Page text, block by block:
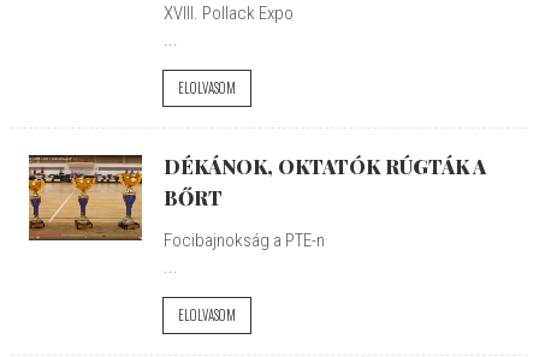
XVIII. Pollack Expo
...
ELOLVASOM
DÉKÁNOK, OKTATÓK RÚGTÁK A
BŐRT
Focibajnokság a PTE-n
...
ELOLVASOM